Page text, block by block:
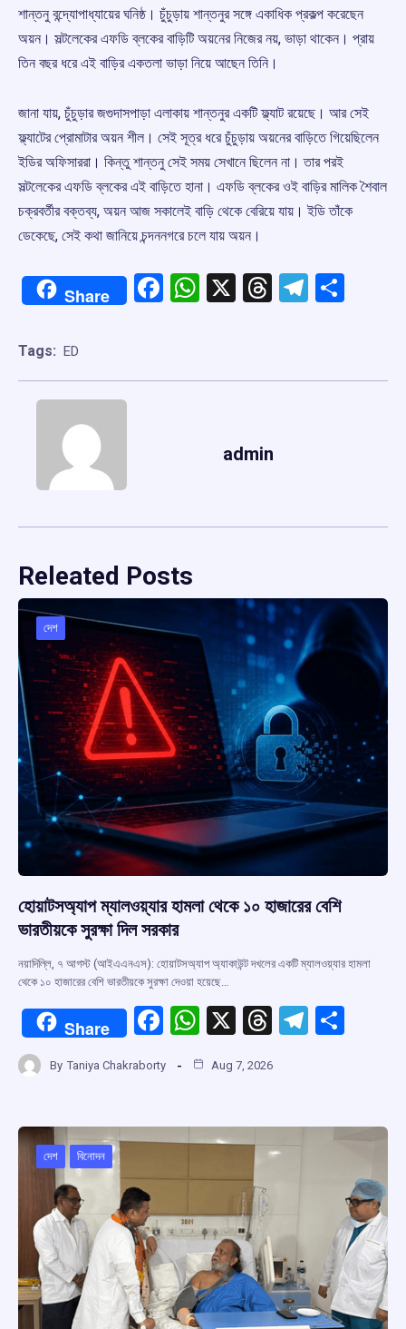
শান্তনু বন্দ্যোপাধ্যায়ের ঘনিষ্ঠ। চুঁচুড়ায় শান্তনুর সঙ্গে একাধিক প্রকল্প করেছেন
অয়ন। সল্টলেকের এফডি ব্লকের বাড়িটি অয়নের নিজের নয়, ভাড়া থাকেন। প্রায়
তিন বছর ধরে এই বাড়ির একতলা ভাড়া নিয়ে আছেন তিনি।
জানা যায়, চুঁচুড়ার জগুদাসপাড়া এলাকায় শান্তনুর একটি ফ্ল্যাট রয়েছে। আর সেই
ফ্ল্যাটের প্রোমাটার অয়ন শীল। সেই সূত্র ধরে চুঁচুড়ায় অয়নের বাড়িতে গিয়েছিলেন
ইডির অফিসাররা। কিন্তু শান্তনু সেই সময় সেখানে ছিলেন না। তার পরই
সল্টলেকের এফডি ব্লকের এই বাড়িতে হানা। এফডি ব্লকের ওই বাড়ির মালিক শৈবাল
চক্রবর্তীর বক্তব্য, অয়ন আজ সকালেই বাড়ি থেকে বেরিয়ে যায়। ইডি তাঁকে
ডেকেছে, সেই কথা জানিয়ে চন্দননগরে চলে যায় অয়ন।
Share Facebook
WhatsApp
X Threads
Tags: ED
admin
Releated Posts
দেশ
হোয়াটসঅ্যাপ ম্যালওয়্যার হামলা থেকে ১০ হাজারের বেশি
ভারতীয়কে সুরক্ষা দিল সরকার
নয়াদিল্লি, ৭ আগস্ট (আইএএনএস): হোয়াটসঅ্যাপ অ্যাকাউন্ট দখলের একটি ম্যালওয়্যার হামলা
থেকে ১০ হাজারের বেশি ভারতীয়কে সুরক্ষা দেওয়া হয়েছে…
Share
F
ce
o
W
h
at
A
X
T
e
d
s
T
a
By Taniya Chakraborty Aug 7, 2026
দেশ বিনোদন